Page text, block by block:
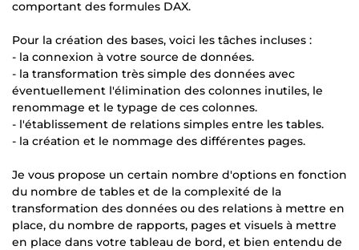
comportant des formules DAX.
Pour la création des bases, voici les tâches incluses :
- la connexion à votre source de données.
- la transformation très simple des données avec
éventuellement l'élimination des colonnes inutiles, le
renommage et le typage de ces colonnes.
- l'établissement de relations simples entre les tables.
- la création et le nommage des différentes pages.
Je vous propose un certain nombre d'options en fonction
du nombre de tables et de la complexité de la
transformation des données ou des relations à mettre en
place, du nombre de rapports, pages et visuels à mettre
en place dans votre tableau de bord, et bien entendu de